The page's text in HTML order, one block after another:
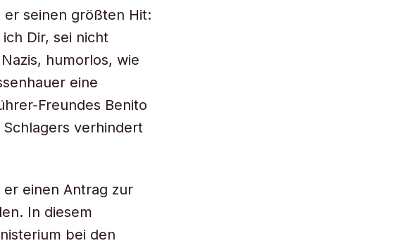
seinen größten Hit:
Dir, sei nicht
humorlos, wie
eine
Freundes Benito
verhindert
einen Antrag zur
In diesem
bei den